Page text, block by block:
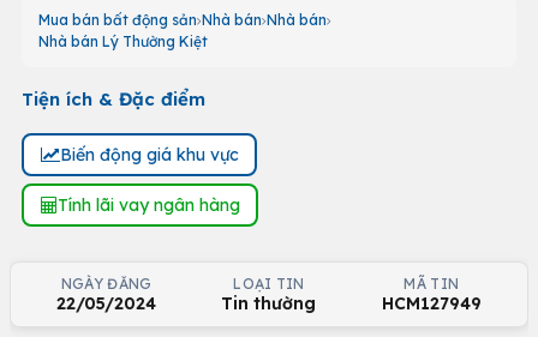
Mua bán bất động sản Nhà bán Nhà bán
Nhà bán Lý Thường Kiệt
Tiện ích & Đặc điểm
Biến động giá khu vực
Tính lãi vay ngân hàng
NGÀY ĐĂNG
22/05/2024
LOẠI TIN
Tin thường
MÃ TIN
HCM127949